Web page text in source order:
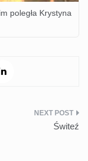
poległa Krystyna
Świteź